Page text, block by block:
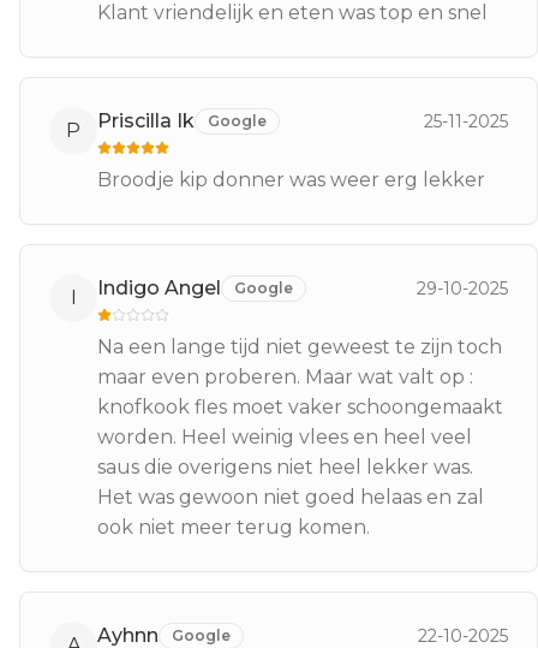
Klant vriendelijk en eten was top en snel
P Priscilla Ik Google 25-11-2025
Broodje kip donner was weer erg lekker
I Indigo Angel Google 29-10-2025
Na een lange tijd niet geweest te zijn toch
maar even proberen. Maar wat valt op :
knofkook fles moet vaker schoongemaakt
worden. Heel weinig vlees en heel veel
saus die overigens niet heel lekker was.
Het was gewoon niet goed helaas en zal
ook niet meer terug komen.
Ayhnn Google 22-10-2025